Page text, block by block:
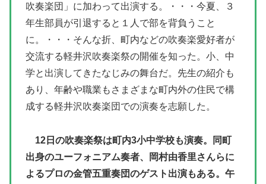
吹奏楽団」に加わって出演する。・・・今夏、３
年生部員が引退すると１人で部を背負うこと
に。・・・そんな折、町内などの吹奏楽愛好者が
交流する軽井沢吹奏楽祭の開催を知った。小、中
学と出演してきたなじみの舞台だ。先生の紹介も
あり、年齢や職業もさまざまな町内外の住民で構
成する軽井沢吹奏楽団での演奏を志願した。
12日の吹奏楽祭は町内3小中学校も演奏。同町
出身のユーフォニアム奏者、岡村由香里さんらに
よるプロの金管五重奏団のゲスト出演もある。午